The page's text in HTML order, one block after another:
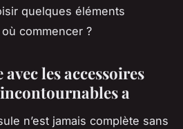
quelques éléments
commencer ?
les accessoires
a
n’est jamais complète sans